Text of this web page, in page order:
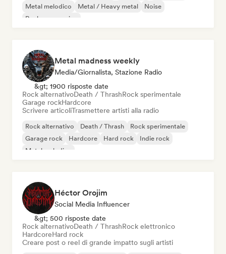
Metal melodico Metal / Heavy metal
Noise
Rock progressivo
Metal madness weekly
Media/Giornalista, Stazione Radio
&gt; 1900 risposte date
Rock alternativoDeath / ThrashRock sperimentale
Garage rockHardcore
Scrivere articoliTrasmettere artisti alla radio
Rock alternativo Death / Thrash
Rock sperimentale
Garage rock
Hardcore Hard rock
Indie rock
Metal melodico
Héctor Orojim
Social Media Influencer
&gt; 500 risposte date
Rock alternativoDeath / ThrashRock elettronico
HardcoreHard rock
Creare post o reel di grande impatto sugli artisti